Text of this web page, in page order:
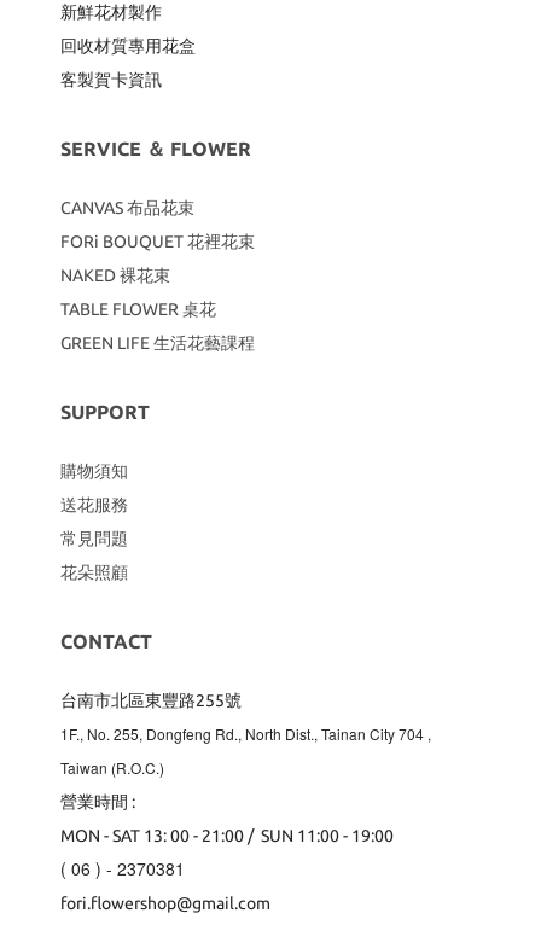
新鮮花材製作
回收材質專用花盒
客製賀卡資訊
SERVICE ＆ FLOWER
CANVAS布品花束
FORi BOUQUET 花裡花束
NAKED 裸花束
TABLE FLOWER 桌花
GREEN LIFE 生活花藝課程
SUPPORT
購物須知
送花服務
常見問題
花朵照顧
CONTACT
台南市北區東豐路255號
1F., No. 255, Dongfeng Rd., North Dist., Tainan City 704 ,
Taiwan (R.O.C.)
營業時間 :
MON - SAT 13: 00 - 21:00 / SUN 11:00 - 19:00
( 06 ) - 2370381
fori.flowershop@gmail.com